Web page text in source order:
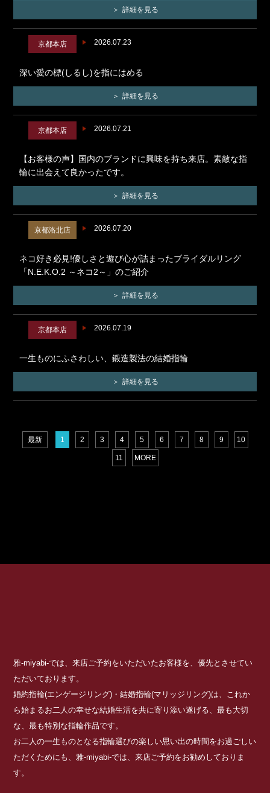
詳細を見る
2026.07.23
京都本店
深い愛の標(しるし)を指にはめる
詳細を見る
2026.07.21
京都本店
【お客様の声】国内のブランドに興味を持ち来店。素敵な指
輪に出会えて良かったです。
詳細を見る
2026.07.20
京都洛北店
ネコ好き必見!優しさと遊び心が詰まったブライダルリング
「N.E.K.O.2 ～ネコ2～」のご紹介
詳細を見る
2026.07.19
京都本店
一生ものにふさわしい、鍛造製法の結婚指輪
詳細を見る
最新 1 2 3 4 5 6 7 8 9 10
11 MORE
雅-miyabi-では、来店ご予約をいただいたお客様を、優先とさせてい
ただいております。
婚約指輪(エンゲージリング)・結婚指輪(マリッジリング)は、これか
ら始まるお二人の幸せな結婚生活を共に寄り添い遂げる、最も大切
な、最も特別な指輪作品です。
お二人の一生ものとなる指輪選びの楽しい思い出の時間をお過ごしい
ただくためにも、雅-miyabi-では、来店ご予約をお勧めしておりま
す。